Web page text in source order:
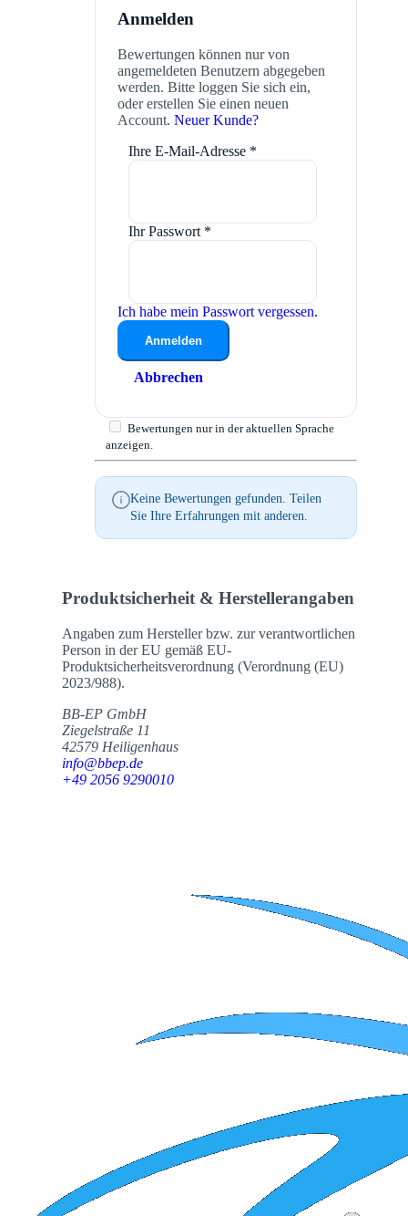
Anmelden
Bewertungen können nur von
angemeldeten Benutzern abgegeben
werden. Bitte loggen Sie sich ein,
oder erstellen Sie einen neuen
Account. Neuer Kunde?
Ihre E-Mail-Adresse *
Ihr Passwort *
Ich habe mein Passwort vergessen.
Anmelden
Abbrechen
Bewertungen nur in der aktuellen Sprache
anzeigen.
Keine Bewertungen gefunden. Teilen
Sie Ihre Erfahrungen mit anderen.
Produktsicherheit & Herstellerangaben
Angaben zum Hersteller bzw. zur verantwortlichen
Person in der EU gemäß EU-
Produktsicherheitsverordnung (Verordnung (EU)
2023/988).
BB-EP GmbH
Ziegelstraße 11
42579 Heiligenhaus
info@bbep.de
+49 2056 9290010